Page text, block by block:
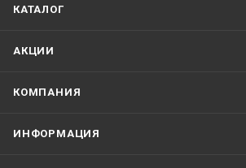
КАТАЛОГ
АКЦИИ
КОМПАНИЯ
ИНФОРМАЦИЯ